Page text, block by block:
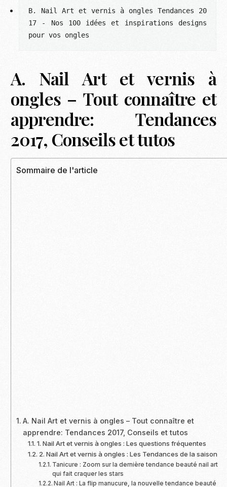
B. Nail Art et vernis à ongles Tendances 20
17 - Nos 100 idées et inspirations designs
pour vos ongles
A. Nail Art et vernis à
ongles – Tout connaître et
apprendre: Tendances
2017, Conseils et tutos
Sommaire de l'article
A. Nail Art et vernis à ongles – Tout connaître et
apprendre: Tendances 2017, Conseils et tutos
1. Nail Art et vernis à ongles : Les questions fréquentes
2. Nail Art et vernis à ongles : Les Tendances de la saison
Tanicure : Zoom sur la dernière tendance beauté nail art
qui fait craquer les stars
Nail Art : La flip manucure, la nouvelle tendance beauté